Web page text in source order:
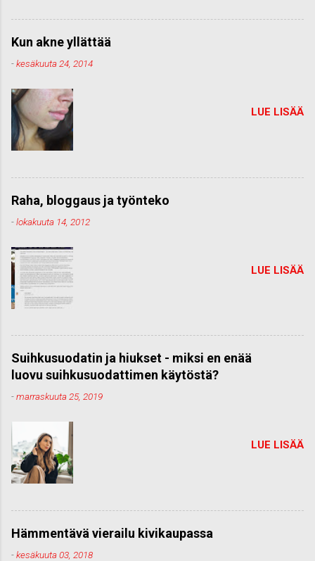
Kun akne yllättää
-kesäkuuta 24, 2014
LUE LISÄÄ
Raha, bloggaus ja työnteko
-lokakuuta 14, 2012
LUE LISÄÄ
Suihkusuodatin ja hiukset - miksi en enää
luovu suihkusuodattimen käytöstä?
-marraskuuta 25, 2019
LUE LISÄÄ
Hämmentävä vierailu kivikaupassa
-kesäkuuta 03, 2018